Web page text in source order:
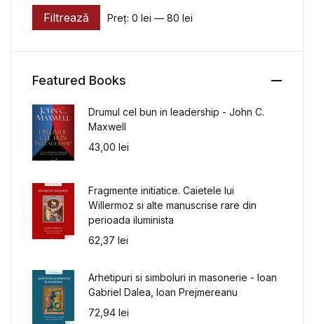
Preț minim
Preț maxim
Filtrează Preț: 0 lei — 80 lei
Featured Books
Drumul cel bun in leadership - John C.
Maxwell
43,00 lei
Fragmente initiatice. Caietele lui
Willermoz si alte manuscrise rare din
perioada iluminista
62,37 lei
Arhetipuri si simboluri in masonerie - Ioan
Gabriel Dalea, Ioan Prejmereanu
72,94 lei